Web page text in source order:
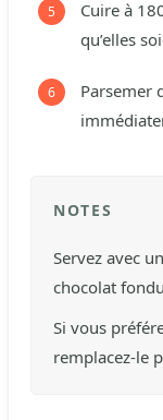
Cuire à
qu’elles
Parsemer
NOTES
Servez avec
chocolat
Si vous
remplacez-le